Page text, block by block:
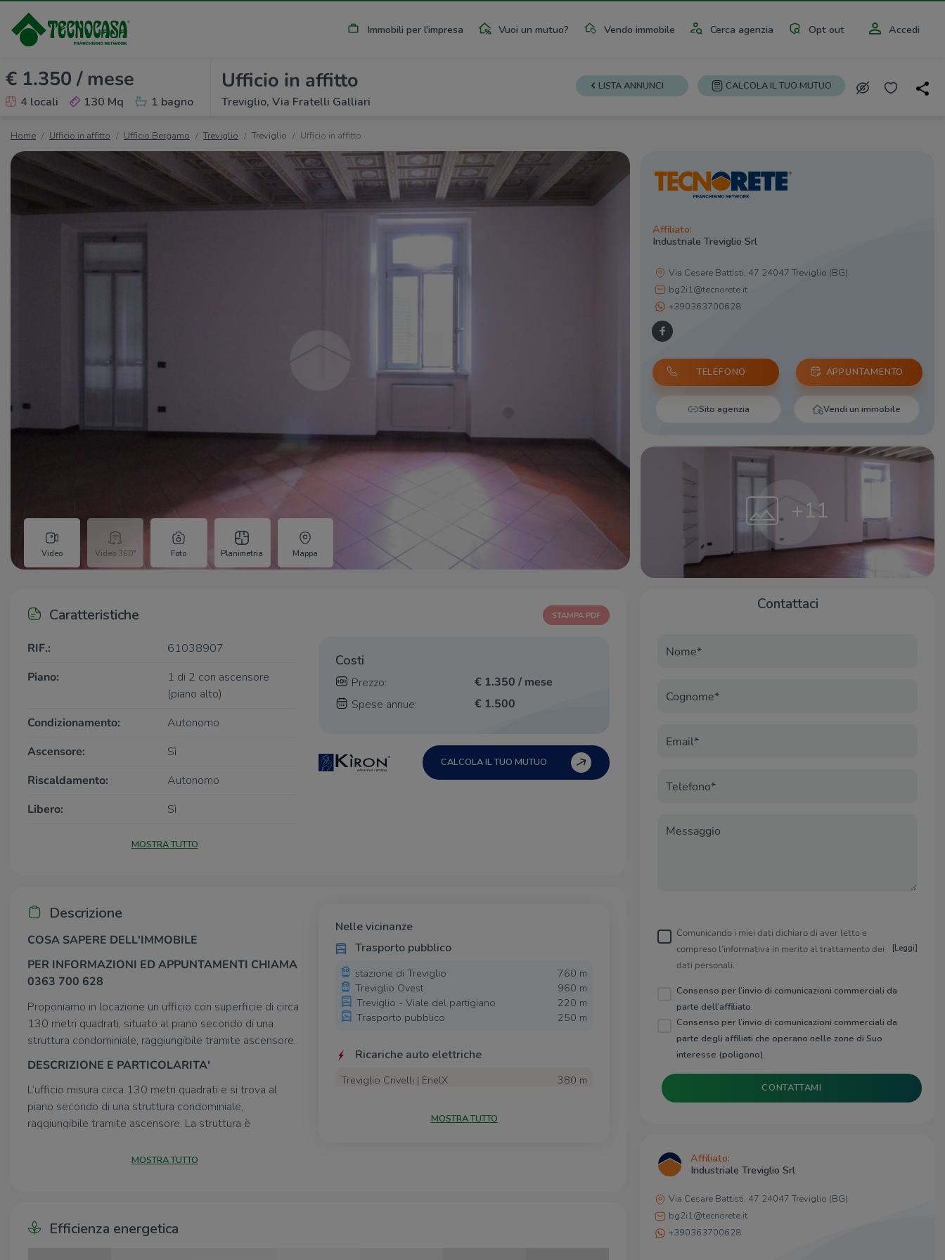
Immobili per l'impresa Vuoi un mutuo? Vendo immobile Cerca agenzia Opt out Accedi
€ 1.350 / mese
4 locali 130 Mq 1 bagno
Ufficio in affitto
Treviglio, Via Fratelli Galliari
LISTA ANNUNCI CALCOLA IL TUO MUTUO
Home Ufficio in affitto Ufficio Bergamo Treviglio Treviglio Ufficio in affitto
Video Video 360° Foto Planimetria Mappa
Affiliato:
Industriale Treviglio Srl
Via Cesare Battisti, 47 24047 Treviglio (BG)
bg2i1@tecnorete.it
+390363700628
TELEFONO APPUNTAMENTO
Sito agenzia Vendi un immobile
+11
Caratteristiche
RIF.:
61038907
Piano:
1 di 2 con ascensore
(piano alto)
Condizionamento:
Autonomo
Ascensore:
Sì
Riscaldamento:
Autonomo
Libero:
Sì
MOSTRA TUTTO
STAMPA PDF
Costi
Prezzo:
€ 1.350 / mese
Spese annue:
€ 1.500
CALCOLA IL TUO MUTUO
Descrizione
COSA SAPERE DELL'IMMOBILE
PER INFORMAZIONI ED APPUNTAMENTI CHIAMA
0363 700 628
Proponiamo in locazione un ufficio con superficie di circa
130 metri quadrati, situato al piano secondo di una
struttura condominiale, raggiungibile tramite ascensore.
DESCRIZIONE E PARTICOLARITA'
L’ufficio misura circa 130 metri quadrati e si trova al
piano secondo di una struttura condominiale,
raggiungibile tramite ascensore. La struttura è
servizio igienico privato. La soluzione è munita
ampie finestre. L’immobile è inoltre cablato.
MOSTRA TUTTO
Nelle vicinanze
Trasporto pubblico
stazione di Treviglio
760 m
Treviglio Ovest
960 m
Treviglio - Viale del partigiano
220 m
Trasporto pubblico
250 m
Ricariche auto elettriche
Treviglio Crivelli | EnelX
380 m
Fiera di Treviglio | EnelXMOSTRA TUTTO
Efficienza energetica
Contattaci
Nome*
Cognome*
Email*
Telefono*
Messaggio
Comunicando i miei dati dichiaro di aver letto e
compreso l’informativa in merito al trattamento dei
dati personali.
[Leggi]
Consenso per l’invio di comunicazioni commerciali da
parte dell’affiliato.
Consenso per l’invio di comunicazioni commerciali da
parte degli affiliati che operano nelle zone di Suo
interesse (poligono).
CONTATTAMI
Affiliato:
Industriale Treviglio Srl
Via Cesare Battisti, 47 24047 Treviglio (BG)
bg2i1@tecnorete.it
+390363700628